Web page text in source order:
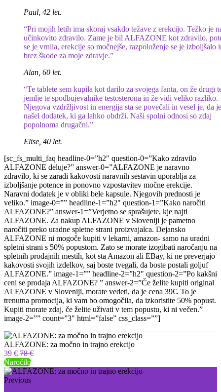
Paul, 42 let.
“Pri mojih letih ima skoraj vsakdo težave z erekcijo. Težko je
učinkovito zdravilo. Zame je bil ALFAZONE kot zdravilo,
se je vrnila, erekcije so močnejše, razpoloženje se je izboljšalo
brez škode za moje zdravje.”
Alan, 60 let.
“Te tablete sem kupila kot darilo za svojega fanta, on že drugi
jemlje te spodbujevalnike testosterona in že vidi veliko razliko.
Njegova vzdržljivost in energija sta se povečali in vesel je, da je
našel dodatek, ki ga lahko obdrži. Naši spolni odnosi so zdaj
popolnoma drugačni.”
Elise, 40 let.
[sc_fs_multi_faq headline-0=”h2″ question-0=”Kako zdravilo
ALFAZONE deluje?” answer-0=”ALFAZONE je naravno
zdravilo, ki se zaradi kakovosti naravnih sestavin uporablja za
izboljšanje potence in ponovno vzpostavitev močne erekcije.
Naravni dodatek je v obliki bele kapsule. Njegovih prednosti je
veliko.” image-0=”” headline-1=”h2″ question-1=”Kako naročiti
ALFAZONE?” answer-1=”Verjetno se sprašujete, kje najti
ALFAZONE. Za nakup ALFAZONE v Sloveniji je pametno
naročiti preko uradne spletne strani proizvajalca. Dejansko
ALFAZONE ni mogoče kupiti v lekarni, amazon- samo na uradni
spletni strani s 50% popustom. Zato se morate izogibati naročanju na
spletnih prodajnih mestih, kot sta Amazon ali EBay, ki ne preverjajo
kakovosti svojih izdelkov, saj boste tvegali, da boste postali goljuf
ALFAZONE.” image-1=”” headline-2=”h2″ question-2=”Po kakšni
ceni se prodaja ALFAZONE? ” answer-2=”Če želite kupiti original
ALFAZONE v Sloveniji, morate vedeti, da je cena 39€. To je
trenutna promocija, ki vam bo omogočila, da izkoristite 50% popust.
Kupiti morate zdaj, če želite uživati ​​v tem popustu, ki ni večen.”
image-2=”” count=”3″ html=”false” css_class=””]
ALFAZONE: za močno in trajno erekcijo
39 € 78 €
Naročilo
Previous